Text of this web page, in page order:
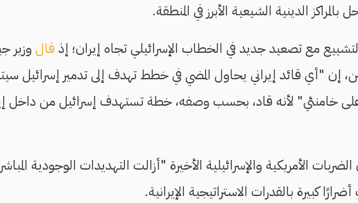
بالمراكز الدينية الشيعية الأبرز في المنطقة.
مع تصعيد جديد في الخطاب الإسرائيلي تجاه إيران؛ إذ قالوزير
إن "أي قائد إيراني يحاول المضي في خطط تهدف إلى تدمير إسرائيل
خامنئي" لأنه قاد، بحسب وصفه، خطة تستهدف إسرائيل من داخل
الأمريكية والإسرائيلية الأخيرة "أزالت التهديدات الوجودية
كبيرة بالقدرات الاستراتيجية الإيرانية.